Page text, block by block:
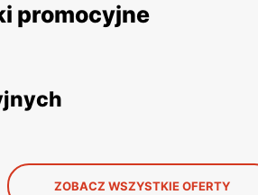
promocyjne
ZOBACZ WSZYSTKIE OFERTY